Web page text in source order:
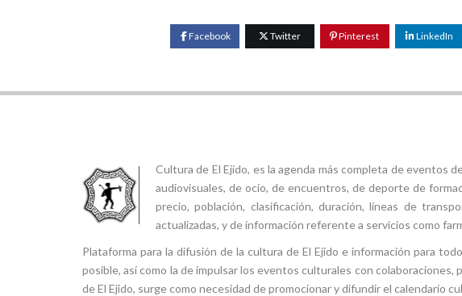
Facebook Twitter Pinterest LinkedIn
Cultura de El Ejido, es la agenda más completa de eventos
audiovisuales, de ocio, de encuentros, de deporte de
precio, población, clasificación, duración, líneas de
actualizadas, y de información referente a servicios como
Plataforma para la difusión de la cultura de El Ejido e información para
posible, así como la de impulsar los eventos culturales con
de El Ejido, surge como necesidad de promocionar y difundir el calendario